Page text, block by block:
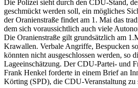
Die Polizei sieht durch den CDU-Stand,
geschmückt werden soll, ein mögliches
der Oranienstraße findet am 1. Mai das
dem sich voraussichtlich auch viele
Die Oranienstraße gilt grundsätzlich am
Krawallen. Verbale Angriffe, Bespucken
könnten nicht ausgeschlossen werden, so
Lageeinschätzung. Der CDU-Partei- und
Frank Henkel forderte in einem Brief an
Körting (SPD), die CDU-Veranstaltung zu